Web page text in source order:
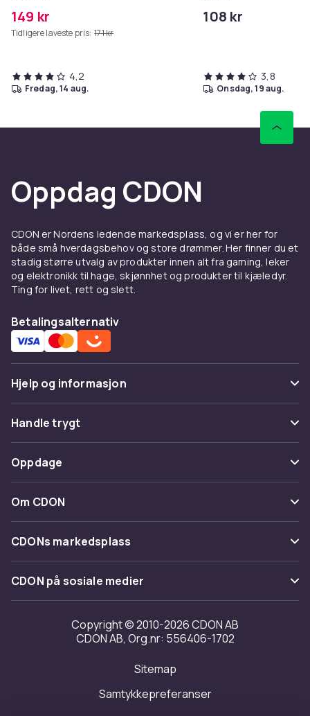
149 kr
Tidligere laveste pris: 171 kr
4,2
fredag, 14 aug.
108 kr
3,8
onsdag, 19 aug.
Oppdag CDON
CDON er Nordens ledende markedsplass, og vi er her for
både små hverdagsbehov og store drømmer. Her finner du et
stadig større utvalg av produkter innen alt fra gaming, leker
og elektronikk til hage, skjønnhet og produkter til kjæledyr.
Ting for livet, rett og slett.
Betalingsalternativ
Hjelp og informasjon
Vanlige spørsmål
Spor pakke
Angre & returner her
Kontakt oss
Handle trygt
Betaling
Levering
Tilbakekallinger
Oppdage
Kategorier
Varemerker
Om CDON
Om oss
Kundeanmeldelser
Jobbe på CDON
Investor relations
Tilgjengelighet
CDONs markedsplass
Merchant Help Center
CDON på sosiale medier
Copyright © 2010-2026 CDON AB
CDON AB, Org.nr: 556406-1702
Sitemap
Samtykkepreferanser